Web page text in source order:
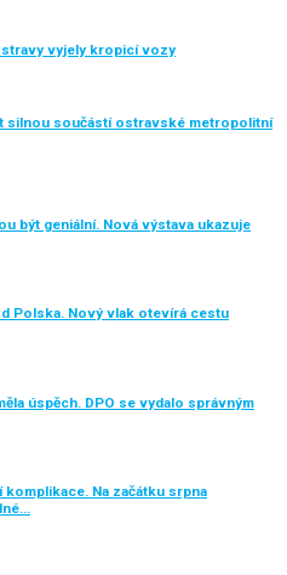
vyjely kropicí vozy
silnou součástí ostravské metropolitní
být geniální. Nová výstava ukazuje
Polska. Nový vlak otevírá cestu
úspěch. DPO se vydalo správným
komplikace. Na začátku srpna